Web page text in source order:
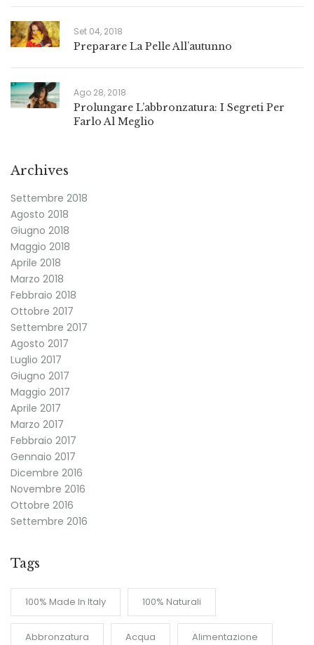
Set 04, 2018
Preparare La Pelle All’autunno
Ago 28, 2018
Prolungare L’abbronzatura: I Segreti Per
Farlo Al Meglio
Archives
Settembre 2018
Agosto 2018
Giugno 2018
Maggio 2018
Aprile 2018
Marzo 2018
Febbraio 2018
Ottobre 2017
Settembre 2017
Agosto 2017
Luglio 2017
Giugno 2017
Maggio 2017
Aprile 2017
Marzo 2017
Febbraio 2017
Gennaio 2017
Dicembre 2016
Novembre 2016
Ottobre 2016
Settembre 2016
Tags
100% Made In Italy 100% Naturali
Abbronzatura Acqua Alimentazione